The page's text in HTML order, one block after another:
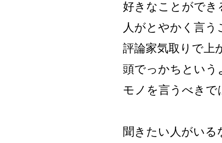
好きなことができ
人がとやかく言う
評論家気取りで上
頭でっかちという
モノを言うべきで
聞きたい人がいる